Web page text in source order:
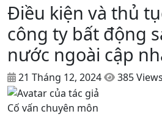
Điều kiện và thủ
công ty bất động
nước ngoài cập
21 Tháng 12, 2024 385 Views
Cố vấn chuyên môn